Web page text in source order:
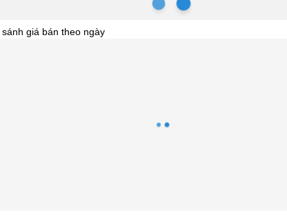
sánh giá bán theo ngày